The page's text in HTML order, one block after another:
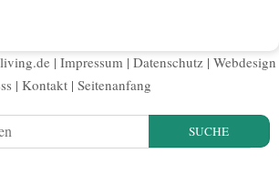
| Impressum | Datenschutz | Webdesign
| Kontakt | Seitenanfang
SUCHE